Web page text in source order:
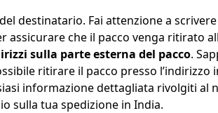
destinatario. Fai attenzione a
che il pacco venga ritirato
sulla parte esterna del pacco.
ritirare il pacco presso l’indirizzo
informazione dettagliata rivolgiti al
sulla tua spedizione in India.